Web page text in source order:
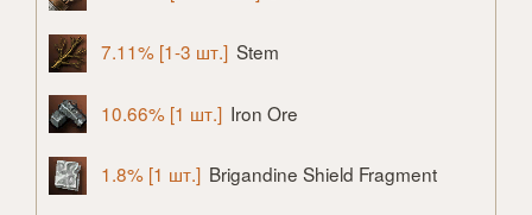
7.11% [1-3 шт.] Stem
10.66% [1 шт.] Iron Ore
1.8% [1 шт.] Brigandine Shield Fragment